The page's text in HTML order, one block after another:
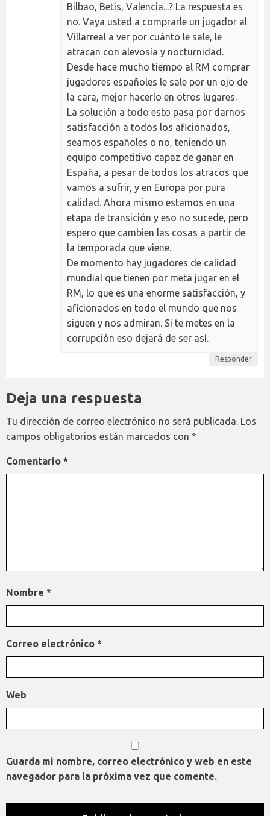
Bilbao, Betis, Valencia...? La respuesta es
no. Vaya usted a comprarle un jugador al
Villarreal a ver por cuánto le sale, le
atracan con alevosía y nocturnidad.
Desde hace mucho tiempo al RM comprar
jugadores españoles le sale por un ojo de
la cara, mejor hacerlo en otros lugares.
La solución a todo esto pasa por darnos
satisfacción a todos los aficionados,
seamos españoles o no, teniendo un
equipo competitivo capaz de ganar en
España, a pesar de todos los atracos que
vamos a sufrir, y en Europa por pura
calidad. Ahora mismo estamos en una
etapa de transición y eso no sucede, pero
espero que cambien las cosas a partir de
la temporada que viene.
De momento hay jugadores de calidad
mundial que tienen por meta jugar en el
RM, lo que es una enorme satisfacción, y
aficionados en todo el mundo que nos
siguen y nos admiran. Si te metes en la
corrupción eso dejará de ser así.
Responder
Deja una respuesta
Tu dirección de correo electrónico no será publicada. Los
campos obligatorios están marcados con *
Comentario *
Nombre *
Correo electrónico *
Web
Guarda mi nombre, correo electrónico y web en este
navegador para la próxima vez que comente.